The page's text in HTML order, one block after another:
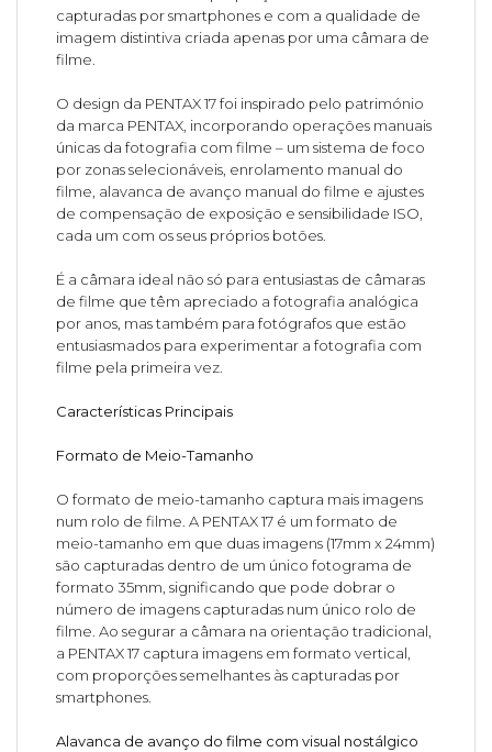
capturadas por smartphones e com a qualidade de
imagem distintiva criada apenas por uma câmara de
filme.
O design da PENTAX 17 foi inspirado pelo património
da marca PENTAX, incorporando operações manuais
únicas da fotografia com filme – um sistema de foco
por zonas selecionáveis, enrolamento manual do
filme, alavanca de avanço manual do filme e ajustes
de compensação de exposição e sensibilidade ISO,
cada um com os seus próprios botões.
É a câmara ideal não só para entusiastas de câmaras
de filme que têm apreciado a fotografia analógica
por anos, mas também para fotógrafos que estão
entusiasmados para experimentar a fotografia com
filme pela primeira vez.
Características Principais
Formato de Meio-Tamanho
O formato de meio-tamanho captura mais imagens
num rolo de filme. A PENTAX 17 é um formato de
meio-tamanho em que duas imagens (17mm x 24mm)
são capturadas dentro de um único fotograma de
formato 35mm, significando que pode dobrar o
número de imagens capturadas num único rolo de
filme. Ao segurar a câmara na orientação tradicional,
a PENTAX 17 captura imagens em formato vertical,
com proporções semelhantes às capturadas por
smartphones.
Alavanca de avanço do filme com visual nostálgico